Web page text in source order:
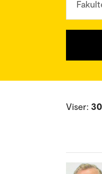
Viser: 30